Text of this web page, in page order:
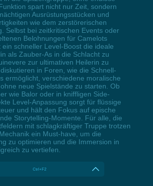
spart nicht nur Zeit, sondern
Ausrüstungsstücken und
wie dem zerstörerischen
Selbst bei zeitkritischen Events oder
Belohnungen für Camelots
schneller Level-Boost die ideale
als Zauber-As in die Schlacht zu
zur ultimativen Heilerin zu
in Foren, wie die Schnell-
ermöglicht, verschiedene moralische
neue Spielstände zu starten. Ob
wie Balor oder in kniffligen Side-
Level-Anpassung sorgt für flüssige
und hält den Fokus auf epische
Storytelling-Momente. Für alle, die
mit schlagkräftiger Truppe trotzen
ein Must-have, um die
zu optimieren und die Immersion in
zu vertiefen.
Ctrl+F2